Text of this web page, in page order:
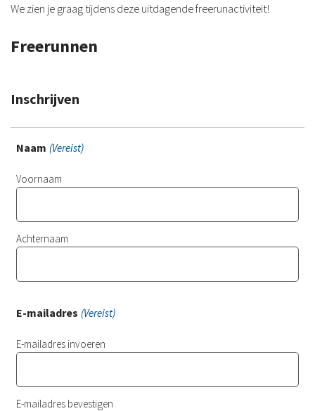
We zien je graag tijdens deze uitdagende freerunactiviteit!
Freerunnen
Inschrijven
Naam (Vereist)
Voornaam
Achternaam
E-mailadres (Vereist)
E-mailadres invoeren
E-mailadres bevestigen